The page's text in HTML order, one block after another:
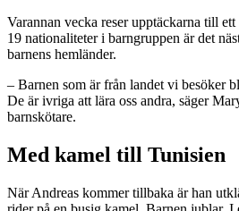
Varannan vecka reser upptäckarna till
19 nationaliteter i barngruppen är det
barnens hemländer.
– Barnen som är från landet vi besöker
De är ivriga att lära oss andra, säger
barnskötare.
Med kamel till Tunisien
När Andreas kommer tillbaka är han